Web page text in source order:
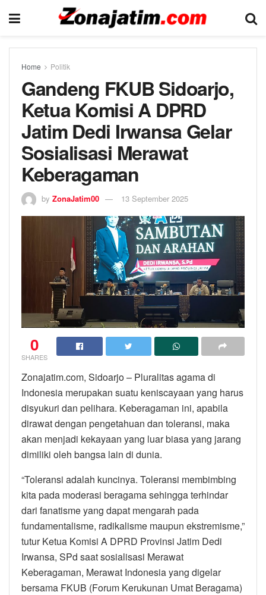
Home Politik
Gandeng FKUB Sidoarjo,
Ketua Komisi A DPRD
Jatim Dedi Irwansa Gelar
Sosialisasi Merawat
Keberagaman
by ZonaJatim00 13 September 2025
0
SHARES
Zonajatim.com, Sidoarjo – Pluralitas agama di
Indonesia merupakan suatu keniscayaan yang harus
disyukuri dan pelihara. Keberagaman ini, apabila
dirawat dengan pengetahuan dan toleransi, maka
akan menjadi kekayaan yang luar biasa yang jarang
dimiliki oleh bangsa lain di dunia.
“Toleransi adalah kuncinya. Toleransi membimbing
kita pada moderasi beragama sehingga terhindar
dari fanatisme yang dapat mengarah pada
fundamentalisme, radikalisme maupun ekstremisme,”
tutur Ketua Komisi A DPRD Provinsi Jatim Dedi
Irwansa, SPd saat sosialisasi Merawat
Keberagaman, Merawat Indonesia yang digelar
bersama FKUB (Forum Kerukunan Umat Beragama)